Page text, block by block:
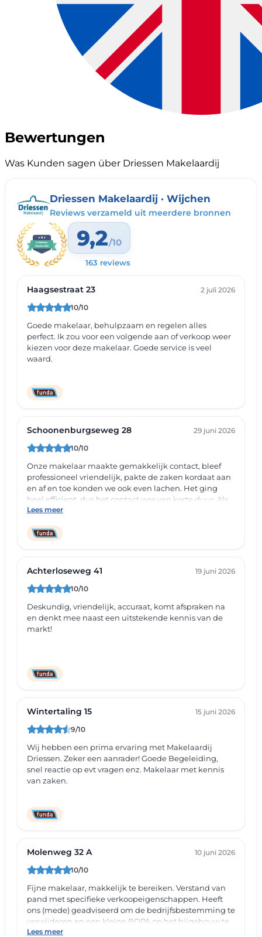
Bewertungen
Was Kunden sagen über Driessen Makelaardij